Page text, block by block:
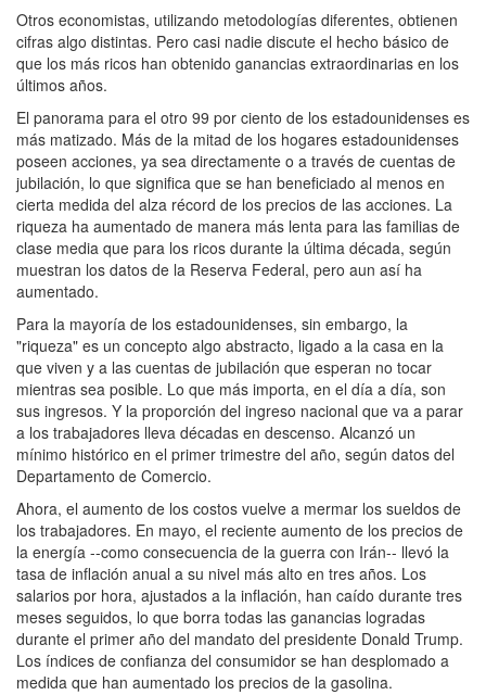
Otros economistas, utilizando metodologías diferentes, obtienen
cifras algo distintas. Pero casi nadie discute el hecho básico de
que los más ricos han obtenido ganancias extraordinarias en los
últimos años.
El panorama para el otro 99 por ciento de los estadounidenses es
más matizado. Más de la mitad de los hogares estadounidenses
poseen acciones, ya sea directamente o a través de cuentas de
jubilación, lo que significa que se han beneficiado al menos en
cierta medida del alza récord de los precios de las acciones. La
riqueza ha aumentado de manera más lenta para las familias de
clase media que para los ricos durante la última década, según
muestran los datos de la Reserva Federal, pero aun así ha
aumentado.
Para la mayoría de los estadounidenses, sin embargo, la
"riqueza" es un concepto algo abstracto, ligado a la casa en la
que viven y a las cuentas de jubilación que esperan no tocar
mientras sea posible. Lo que más importa, en el día a día, son
sus ingresos. Y la proporción del ingreso nacional que va a parar
a los trabajadores lleva décadas en descenso. Alcanzó un
mínimo histórico en el primer trimestre del año, según datos del
Departamento de Comercio.
Ahora, el aumento de los costos vuelve a mermar los sueldos de
los trabajadores. En mayo, el reciente aumento de los precios de
la energía --como consecuencia de la guerra con Irán-- llevó la
tasa de inflación anual a su nivel más alto en tres años. Los
salarios por hora, ajustados a la inflación, han caído durante tres
meses seguidos, lo que borra todas las ganancias logradas
durante el primer año del mandato del presidente Donald Trump.
Los índices de confianza del consumidor se han desplomado a
medida que han aumentado los precios de la gasolina.